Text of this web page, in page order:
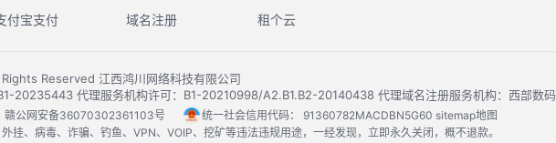
付宝支付 域名注册 租个云
Reserved 江西鸿川网络科技有限公司
20235443 代理服务机构许可：B1-20210998/A2.B1.B2-20140438 代理域名注册服务机构：西部数码
赣公网安备36070302361103号 统一社会信用代码： 91360782MACDBN5G60 sitemap地图
、病毒、诈骗、钓鱼、VPN、VOIP、挖矿等违法违规用途，一经发现，立即永久关闭，概不退款。